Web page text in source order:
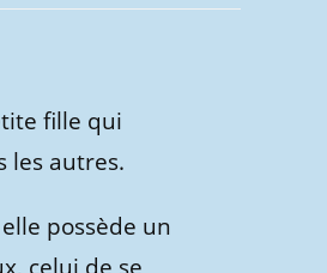
fille qui
les autres.
possède un